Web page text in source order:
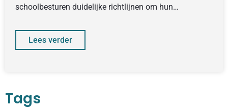
schoolbesturen duidelijke richtlijnen om hun
Lees verder
Tags